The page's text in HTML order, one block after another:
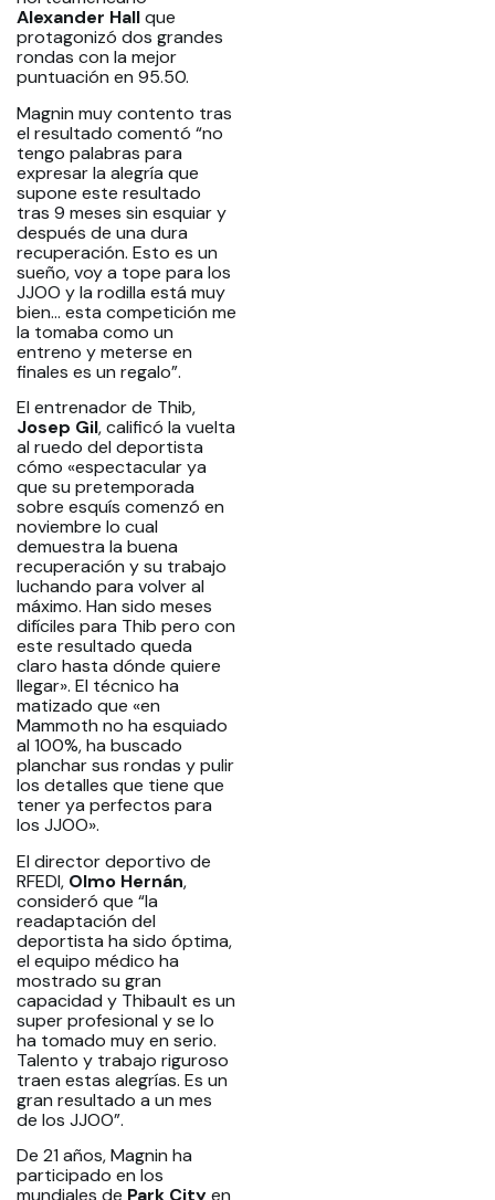
Alexander Hallque
protagonizó dos grandes
rondas con la mejor
puntuación en 95.50.
Magnin muy contento tras
el resultado comentó “no
tengo palabras para
expresar la alegría que
supone este resultado
tras 9 meses sin esquiar y
después de una dura
recuperación. Esto es un
sueño, voy a tope para los
JJOO y la rodilla está muy
bien… esta competición me
la tomaba como un
entreno y meterse en
finales es un regalo”.
El entrenador de Thib,
Josep Gil, calificó la vuelta
al ruedo del deportista
cómo «espectacular ya
que su pretemporada
sobre esquís comenzó en
noviembre lo cual
demuestra la buena
recuperación y su trabajo
luchando para volver al
máximo. Han sido meses
difíciles para Thib pero con
este resultado queda
claro hasta dónde quiere
llegar». El técnico ha
matizado que «en
Mammoth no ha esquiado
al 100%, ha buscado
planchar sus rondas y pulir
los detalles que tiene que
tener ya perfectos para
los JJOO».
El director deportivo de
RFEDI, Olmo Hernán,
consideró que “la
readaptación del
deportista ha sido óptima,
el equipo médico ha
mostrado su gran
capacidad y Thibault es un
super profesional y se lo
ha tomado muy en serio.
Talento y trabajo riguroso
traen estas alegrías. Es un
gran resultado a un mes
de los JJOO”.
De 21 años, Magnin ha
participado en los
mundiales de Park Cityen